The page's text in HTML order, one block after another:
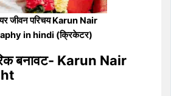
जीवन परिचय Karun Nair
in hindi (क्रिकेटर)
बनावट- Karun Nair